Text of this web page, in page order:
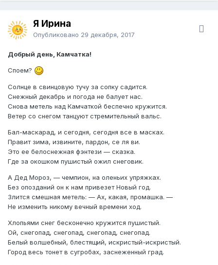
Я Ирина
Опубликовано 29 декабря, 2017
Добрый день, Камчатка!
Споем?
Солнце в свинцовую тучу за сопку садится.
Снежный декабрь и погода не балует нас.
Снова метель над Камчаткой беспечно кружится.
Ветер со снегом танцуют стремительный вальс.
Бал-маскарад, и сегодня, сегодня все в масках.
Правит зима, извините, пардон, се ля ви.
Это ее белоснежная фэнтези — сказка.
Где за окошком пушистый ожил снеговик.
А Дед Мороз, — чемпион, на оленьих упряжках.
Без опозданий он к нам привезет Новый год.
Злится смешная метель: — Ах, какая, промашка. —
Не изменить никому вечный времени ход.
Хлопьями снег бесконечно кружится пушистый.
Ой, снегопад, снегопад, снегопад, снегопад.
Белый волшебный, блестящий, искристый-искристый.
Город весь тонет в сугробах, заснеженный град.